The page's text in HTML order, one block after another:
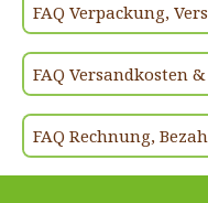
FAQ Verpackung,
FAQ Versandkosten
FAQ Rechnung,